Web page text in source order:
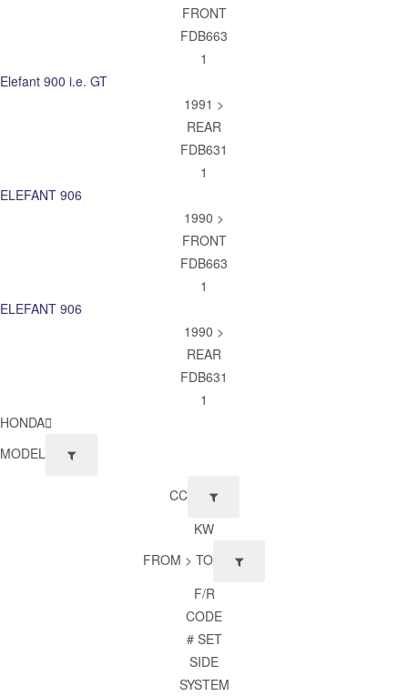
FRONT
FDB663
1
Elefant 900 i.e. GT
1991 >
REAR
FDB631
1
ELEFANT 906
1990 >
FRONT
FDB663
1
ELEFANT 906
1990 >
REAR
FDB631
1
HONDA
MODEL
CC
KW
FROM > TO
F/R
CODE
# SET
SIDE
SYSTEM